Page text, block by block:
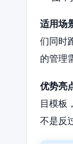
适用场
们同时
的管理
优势亮
目模板
不是反